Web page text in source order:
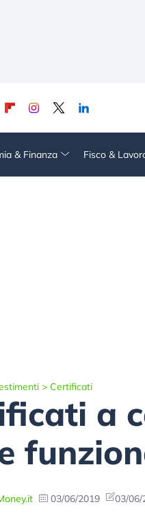
& Finanza Fisco &
> Certificati
a
03/06/2019 03/06/